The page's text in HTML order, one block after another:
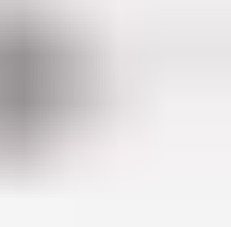
гидрогелевые контактные линзы,
после 30 дней использования.
После этого использование
материал, который отлично
влаги, то при производстве